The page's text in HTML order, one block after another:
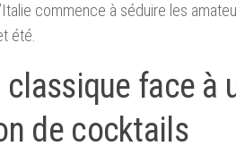
commence à séduire les
été.
classique face à
de cocktails